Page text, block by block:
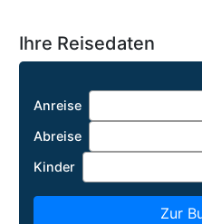
Ihre Reisedaten
Anreise
Abreise
Kinder
Zur